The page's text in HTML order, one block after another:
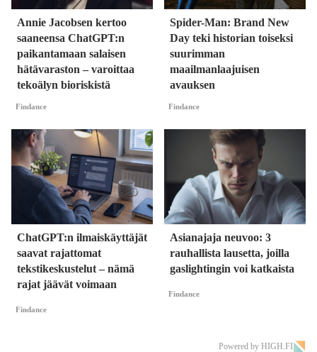
Annie Jacobsen kertoo
saaneensa ChatGPT:n
paikantamaan salaisen
hätävaraston – varoittaa
tekoälyn bioriskistä
Findance
Spider-Man: Brand New
Day teki historian toiseksi
suurimman
maailmanlaajuisen
avauksen
Findance
ChatGPT:n ilmaiskäyttäjät
saavat rajattomat
tekstikeskustelut – nämä
rajat jäävät voimaan
Findance
Asianajaja neuvoo: 3
rauhallista lausetta, joilla
gaslightingin voi katkaista
Findance
Powered by HIGH.FI